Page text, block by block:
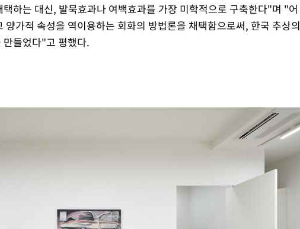
하는 대신, 발묵효과나 여백효과를 가장 미학적으로 구축한다"며 "어
양가적 속성을 역이용하는 회화의 방법론을 채택함으로써, 한국 추상의
만들었다"고 평했다.